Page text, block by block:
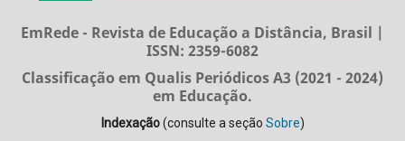
EmRede - Revista de Educação a Distância, Brasil |
ISSN: 2359-6082
Classificação em Qualis Periódicos A3 (2021 - 2024)
em Educação.
Indexação(consulte a seção Sobre)